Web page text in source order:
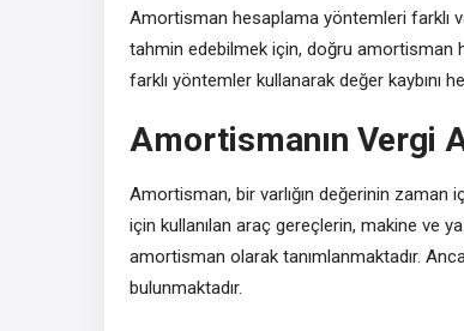
Amortisman hesaplama yöntemleri farklı
tahmin edebilmek için, doğru amortisman
farklı yöntemler kullanarak değer kaybını
Amortismanın Vergi
Amortisman, bir varlığın değerinin zaman
için kullanılan araç gereçlerin, makine ve
amortisman olarak tanımlanmaktadır.
bulunmaktadır.